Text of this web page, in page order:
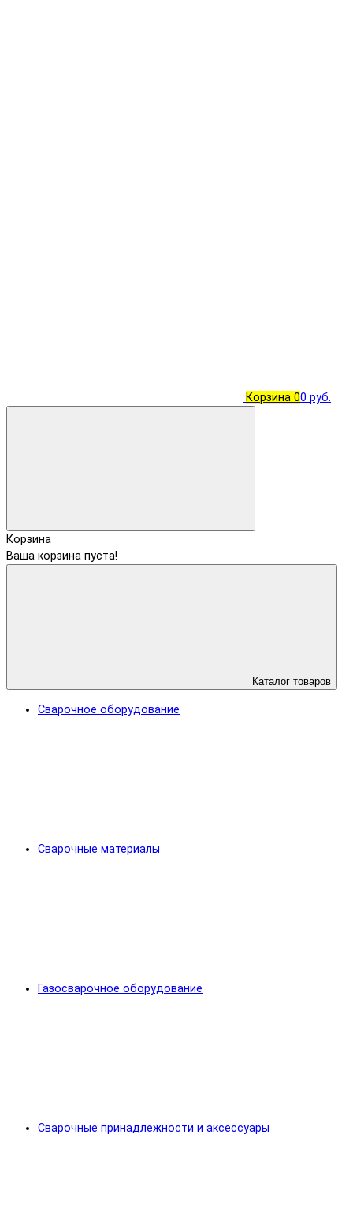
Корзина 00 руб.
Корзина
Ваша корзина пуста!
Каталог товаров
Сварочное оборудование
Сварочные материалы
Газосварочное оборудование
Сварочные принадлежности и аксессуары